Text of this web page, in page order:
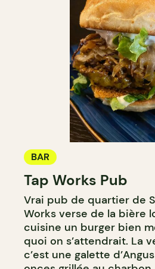
BAR
Tap Works Pub
Vrai pub de quartier de
Works verse de la bière
cuisine un burger bien
quoi on s’attendrait. La
c’est une galette